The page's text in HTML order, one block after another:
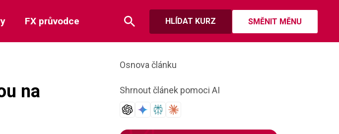
HLÍDAT KURZ SMĚNIT MĚNU
FX průvodce
na
Osnova článku
Shrnout článek pomoci AI